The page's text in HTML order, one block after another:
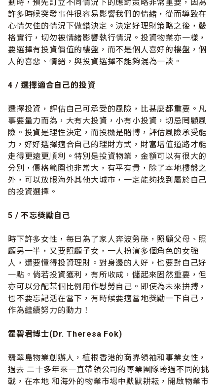
劃時，預先訂立不同情況下的應對策略非常重要，因為
許多時候突發事件很容易影響我們的情緒，從而導致在
心情欠佳的情況下做錯決定。決定好理財策略之後，嚴
格實行，切勿被情緒影響執行情況。投資物業亦一樣，
要選擇有投資價值的樓盤，而不是個人喜好的樓盤，個
人的喜惡、情緒，與投資選擇不能夠混為一談。
4 / 選擇適合自己的投資
選擇投資，評估自己可承受的風險，比甚麼都重要。凡
事要量力而為，大有大投資，小有小投資，切忌罔顧風
險。投資是理性決定，而投機是賭博，評估風險承受能
力，好好選擇適合自己的理財方式，財富增值道路才能
走得更遠更順利。特別是投資物業，金額可以有很大的
分別，價格範圍也非常大，有平有貴，除了本地樓盤之
外，可以放眼海外其他大城市，一定能夠找到屬於自己
的投資選擇。
5 /不忘獎勵自己
時下許多女性，每日為了家人奔波勞碌，照顧父母、照
顧另一半，又要照顧子女，一人扮演多個角色的女強
人，還要懂得投資理財。對身邊的人好，也要對自己好
一點。倘若投資獲利，有所收成，儲起來固然重要，但
亦可以分配某個比例用作慰勞自己。即使為未來拚搏，
也不要忘記活在當下，有時候要適當地獎勵一下自己，
作為繼續努力的動力！
霍碧君博士(Dr. Theresa Fok)
翡翠島物業創辦人，植根香港的商界領袖和事業女性，
過去 二十多年來一直帶領公司的專業團隊跨過不同的挑
戰，在本地 和海外的物業市場中默默耕耘，開啟物業市